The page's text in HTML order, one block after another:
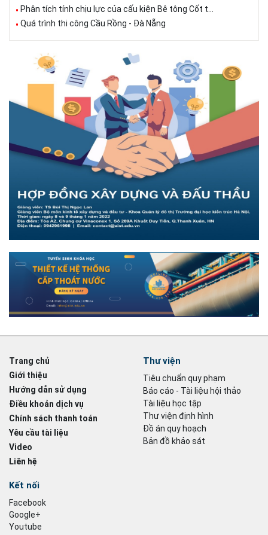
Phân tích tính chịu lực của cấu kiện Bê tông Cốt t...
Quá trình thi công Cầu Rồng - Đà Nẵng
Trang chủ
Giới thiệu
Hướng dẫn sử dụng
Điều khoản dịch vụ
Chính sách thanh toán
Yêu cầu tài liệu
Video
Liên hệ
Thư viện
Tiêu chuẩn quy phạm
Báo cáo - Tài liệu hội thảo
Tài liệu học tập
Thư viện định hình
Đồ án quy hoạch
Bản đồ khảo sát
Kết nối
Facebook
Google+
Youtube